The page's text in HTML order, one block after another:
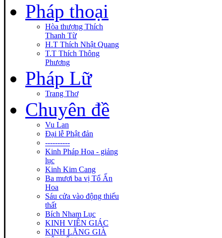
Pháp thoại
Hòa thượng Thích
Thanh Từ
H.T Thích Nhật Quang
T.T Thích Thông
Phương
Pháp Lữ
Trang Thơ
Chuyên đề
Vu Lan
Đại lễ Phật đản
----------
Kinh Pháp Hoa - giảng
lục
Kinh Kim Cang
Ba mươi ba vị Tổ Ấn
Hoa
Sáu cửa vào động thiếu
thất
Bích Nham Lục
KINH VIÊN GIÁC
KINH LĂNG GIÀ